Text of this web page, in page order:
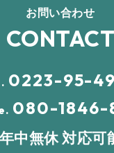
お問い合わせ
CONTACT
0223-95-
080-1846-
年中無休 対応可